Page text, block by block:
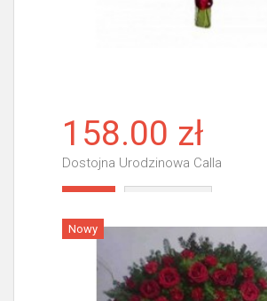
158.00 zł
Dostojna Urodzinowa Calla
Nowy